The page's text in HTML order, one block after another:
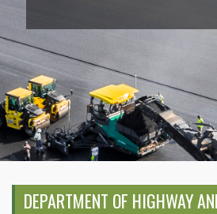
DEPARTMENT OF HIGHWAY